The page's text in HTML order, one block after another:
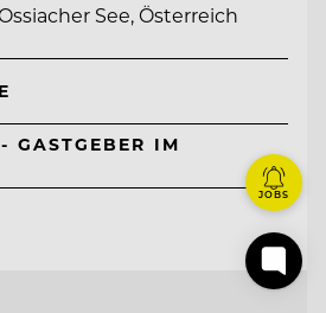
See, Österreich
GASTGEBER IM
JOBS